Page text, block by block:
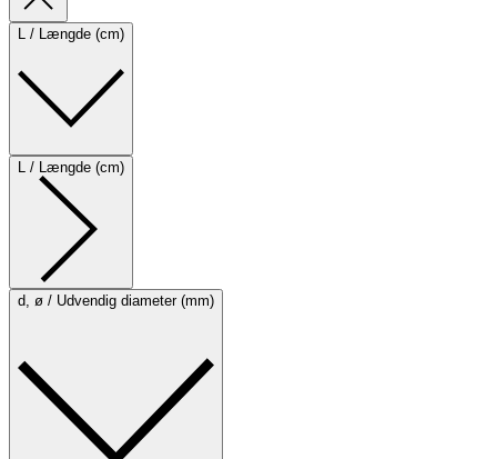
L / Længde (cm)
L / Længde (cm)
d, ø / Udvendig diameter (mm)